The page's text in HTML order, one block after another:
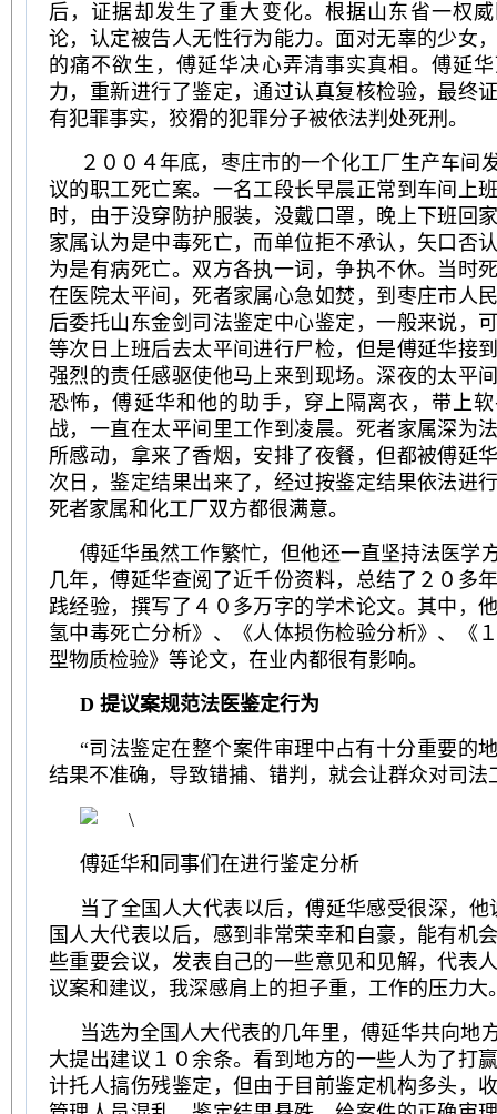
后，证据却发生了重大变化。根据山东省一权
论，认定被告人无性行为能力。面对无辜的少女
的痛不欲生，傅延华决心弄清事实真相。傅延
力，重新进行了鉴定，通过认真复核检验，最终
有犯罪事实，狡猾的犯罪分子被依法判处死刑。
２００４年底，枣庄市的一个化工厂生产车间
议的职工死亡案。一名工段长早晨正常到车间上
时，由于没穿防护服装，没戴口罩，晚上下班回
家属认为是中毒死亡，而单位拒不承认，矢口否
为是有病死亡。双方各执一词，争执不休。当时
在医院太平间，死者家属心急如焚，到枣庄市人
后委托山东金剑司法鉴定中心鉴定，一般来说，
等次日上班后去太平间进行尸检，但是傅延华接
强烈的责任感驱使他马上来到现场。深夜的太平
恐怖，傅延华和他的助手，穿上隔离衣，带上
战，一直在太平间里工作到凌晨。死者家属深为
所感动，拿来了香烟，安排了夜餐，但都被傅延
次日，鉴定结果出来了，经过按鉴定结果依法进
死者家属和化工厂双方都很满意。
傅延华虽然工作繁忙，但他还一直坚持法医学
几年，傅延华查阅了近千份资料，总结了２０多
践经验，撰写了４０多万字的学术论文。其中，
氢中毒死亡分析》、《人体损伤检验分析》、《
型物质检验》等论文，在业内都很有影响。
D 提议案规范法医鉴定行为
“司法鉴定在整个案件审理中占有十分重要的
结果不准确，导致错捕、错判，就会让群众对司法
傅延华和同事们在进行鉴定分析
当了全国人大代表以后，傅延华感受很深，他
国人大代表以后，感到非常荣幸和自豪，能有机
些重要会议，发表自己的一些意见和见解，代表
议案和建议，我深感肩上的担子重，工作的压力大
当选为全国人大代表的几年里，傅延华共向地
大提出建议１０余条。看到地方的一些人为了打
计托人搞伤残鉴定，但由于目前鉴定机构多头，